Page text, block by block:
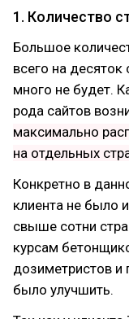
1. Количество
Большое
всего на десяток
много не будет.
рода сайтов
максимально
на отдельных
Конкретно в
клиента не было
свыше сотни
курсам
дозиметристов
было улучшить.